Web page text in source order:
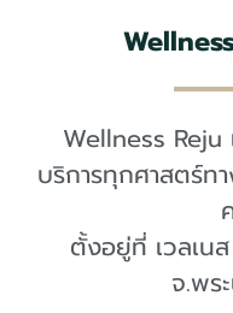
Wellness
บริการทุกศาสตร์ท
ตั้งอยู่ที่ เวลเน
จ.พร